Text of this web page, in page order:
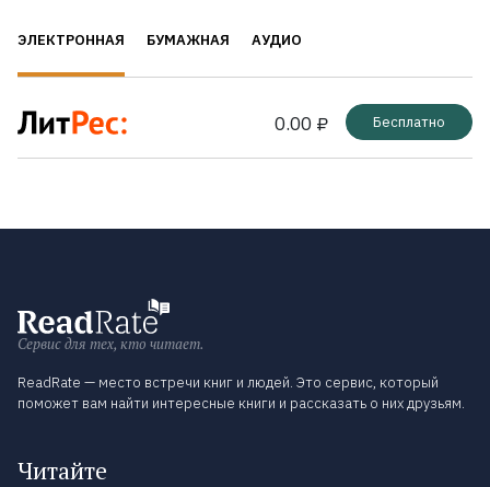
ЭЛЕКТРОННАЯ БУМАЖНАЯ АУДИО
0.00 ₽ Бесплатно
Сервис для тех, кто читает.
ReadRate — место встречи книг и людей. Это сервис, который
поможет вам найти интересные книги и рассказать о них друзьям.
Читайте